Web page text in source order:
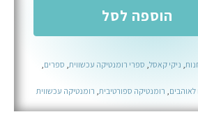
הוספה לסל
, ניקי קאסל, ספרי רומנטיקה עכשווית, ספרים,
, רומנטיקה ספורטיבית, רומנטיקה עכשווית